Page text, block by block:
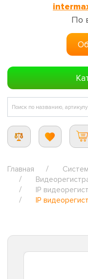
По
Главная
IP
IP